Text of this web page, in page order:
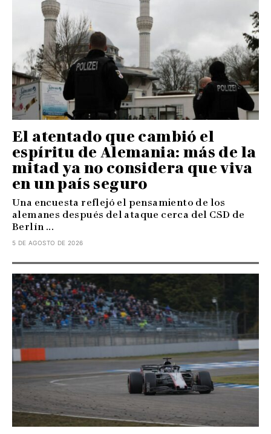
El atentado que cambió el
espíritu de Alemania: más de la
mitad ya no considera que viva
en un país seguro
Una encuesta reflejó el pensamiento de los
alemanes después del ataque cerca del CSD de
Berlín ...
5 DE AGOSTO DE 2026